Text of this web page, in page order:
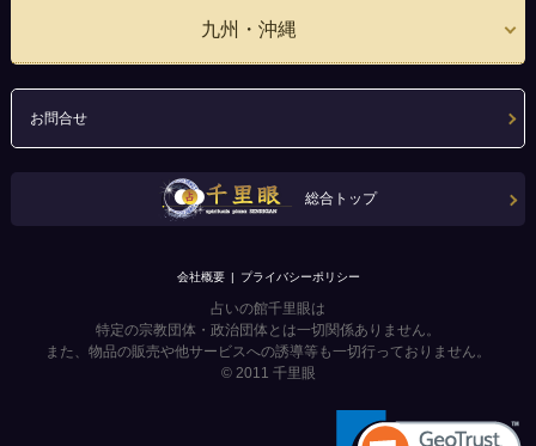
九州・沖縄
お問合せ
総合トップ
会社概要 プライバシーポリシー
占いの館千里眼は
特定の宗教団体・政治団体とは一切関係ありません。
また、物品の販売や他サービスへの誘導等も一切行っておりません。
© 2011 千里眼